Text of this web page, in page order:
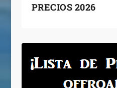
PRECIOS 2026